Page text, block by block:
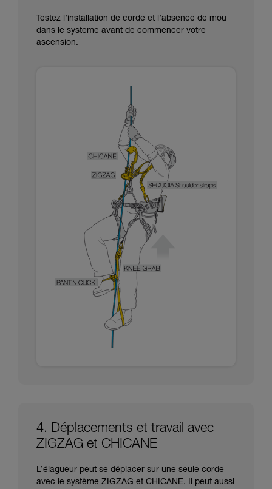
Testez l’installation de corde et l’absence de mou
dans le système avant de commencer votre
ascension.
4. Déplacements et travail avec
ZIGZAG et CHICANE
L’élagueur peut se déplacer sur une seule corde
avec le système ZIGZAG et CHICANE. Il peut aussi